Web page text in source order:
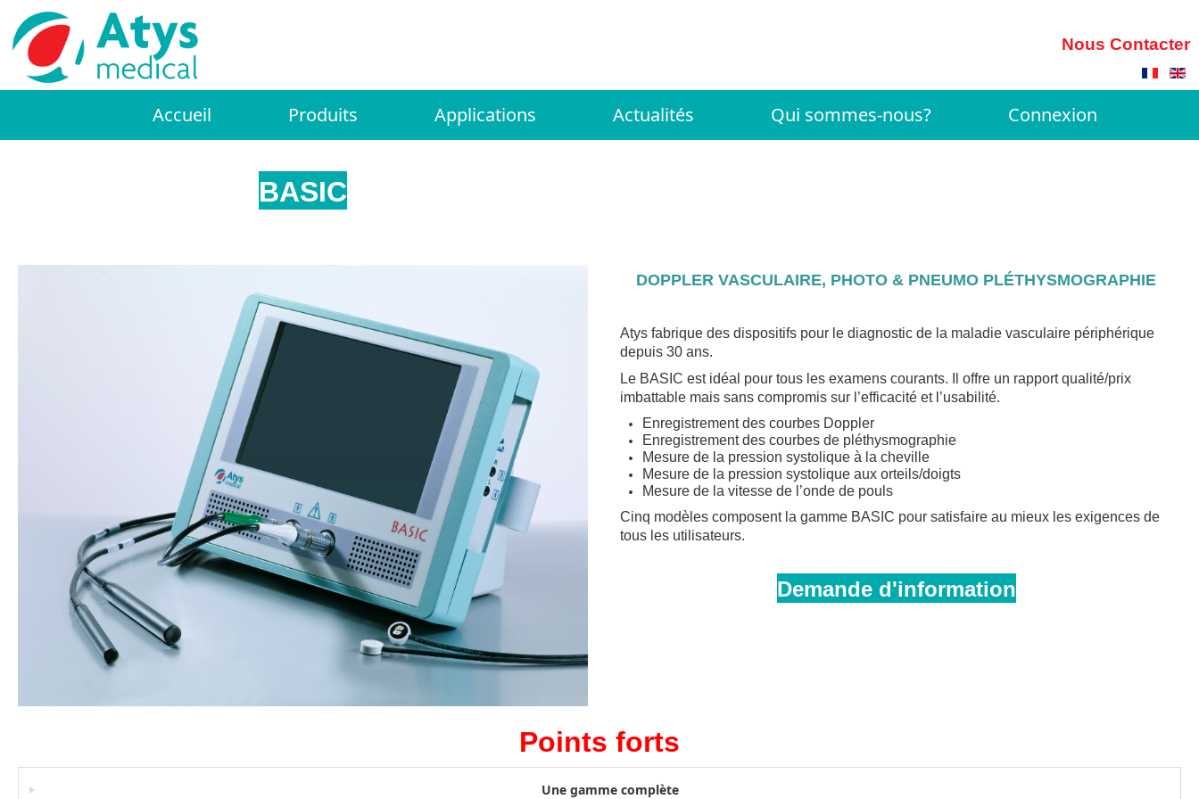
Nous Contacter
Accueil Produits Applications Actualités Qui sommes-nous? Connexion
BASIC
DOPPLER VASCULAIRE, PHOTO & PNEUMO PLÉTHYSMOGRAPHIE
Atys fabrique des dispositifs pour le diagnostic de la maladie vasculaire périphérique
depuis 30 ans.
Le BASIC est idéal pour tous les examens courants. Il offre un rapport qualité/prix
imbattable mais sans compromis sur l’efficacité et l’usabilité.
Enregistrement des courbes Doppler
Enregistrement des courbes de pléthysmographie
Mesure de la pression systolique à la cheville
Mesure de la pression systolique aux orteils/doigts
Mesure de la vitesse de l’onde de pouls
Cinq modèles composent la gamme BASIC pour satisfaire au mieux les exigences de
tous les utilisateurs.
Demande d'information
Points forts
Une gamme complète